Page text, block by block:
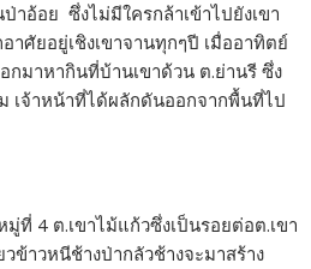
าอ้อย ซึ่งไม่มีใครกล้าเข้าไปยังเขา
าศัยอยู่เชิงเขาจานทุกๆปี เมื่ออาทิตย์
กมาหากินที่บ้านเขาด้วน ต.ย่านรี ซึ่ง
เจ้าหน้าที่ได้ผลักดันออกจากพื้นที่ไป
ที่ 4 ต.เขาไม้แก้วซึ่งเป็นรอยต่อต.เขา
ข้าวหนีช้างป่ากลัวช้างจะมาสร้าง